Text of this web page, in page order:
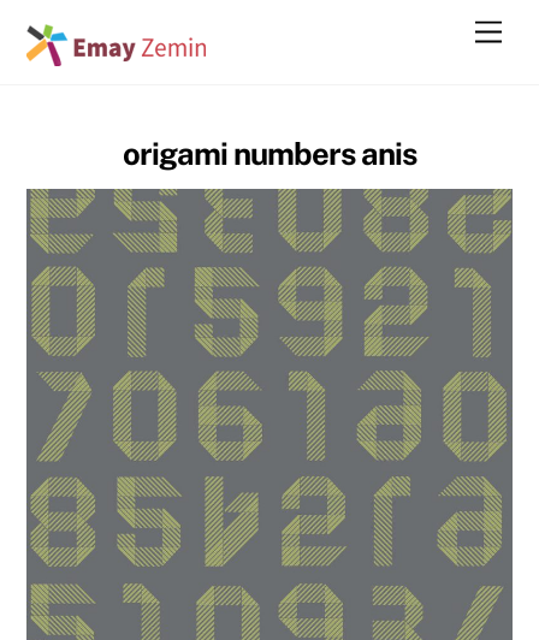
origami numbers anis